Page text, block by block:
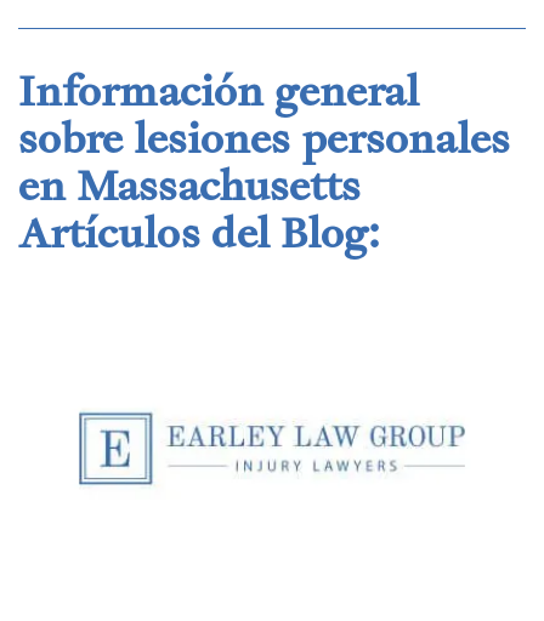
Información general
sobre lesiones personales
en Massachusetts
Artículos del Blog: